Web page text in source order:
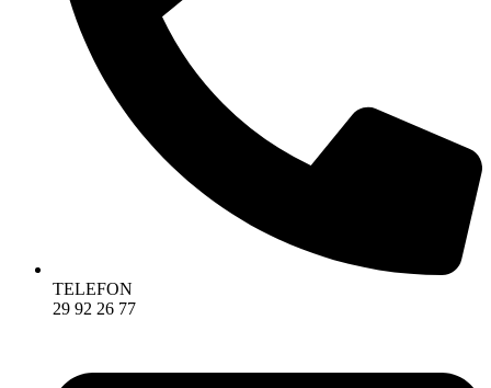
TELEFON
29 92 26 77